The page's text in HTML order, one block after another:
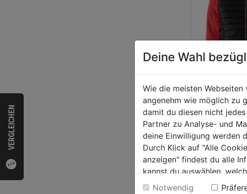
VERGLEICHEN
Hybrid
rot/schwarz
0.0
0.0
von
5
Sternen.
144,99€
Deine Wahl
Wie die meisten
angenehm wie möglich zu
damit du diesen nicht
Partner zu Analyse- und
deine Einwilligung werden
Durch Klick auf "Alle
anzeigen" findest du alle
kannst du auswählen,
Weitere Informationen
Notwendig